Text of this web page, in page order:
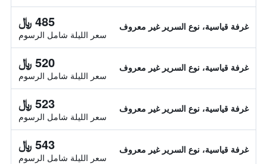
غرفة قياسية، نوع السرير غير معروف 485 ﷼
سعر الليلة شامل الرسوم
غرفة قياسية، نوع السرير غير معروف 520 ﷼
سعر الليلة شامل الرسوم
غرفة قياسية، نوع السرير غير معروف 523 ﷼
سعر الليلة شامل الرسوم
غرفة قياسية، نوع السرير غير معروف 543 ﷼
سعر الليلة شامل الرسوم